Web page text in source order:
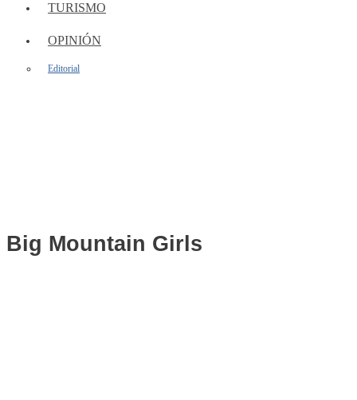
TURISMO
OPINIÓN
Editorial
Big Mountain Girls